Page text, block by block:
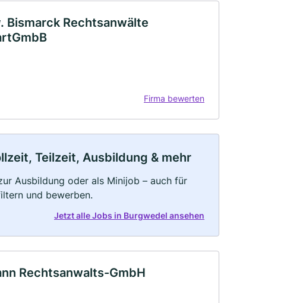
Bismarck Rechtsanwälte
Firma bewerten
Teilzeit, Ausbildung & mehr
Ausbildung oder als Minijob – auch für
und bewerben.
Jetzt alle Jobs in Burgwedel ansehen
Rechtsanwalts-GmbH